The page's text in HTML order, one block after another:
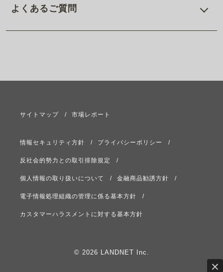
よくあるご質問
サイトマップ 市場レポート
情報セキュリティ方針 プライバシーポリシー
反社会的勢力との取引排除規定
個人情報の取り扱いについて 金融商品勧誘方針
電子情報処理組織の管理に係る基本方針
カスタマーハラスメントに対する基本方針
© 2026 LANDNET Inc.